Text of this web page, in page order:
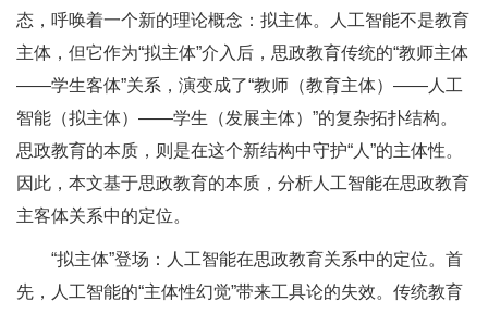
态，呼唤着一个新的理论概念：拟主体。人工智能不是教育
主体，但它作为“拟主体”介入后，思政教育传统的“教师主体
——学生客体”关系，演变成了“教师（教育主体）——人工
智能（拟主体）——学生（发展主体）”的复杂拓扑结构。
思政教育的本质，则是在这个新结构中守护“人”的主体性。
因此，本文基于思政教育的本质，分析人工智能在思政教育
主客体关系中的定位。
“拟主体”登场：人工智能在思政教育关系中的定位。首
先，人工智能的“主体性幻觉”带来工具论的失效。传统教育